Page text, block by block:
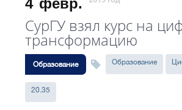
4 февр.
СурГУ взял курс на
трансформацию
Образование Образование
20.35